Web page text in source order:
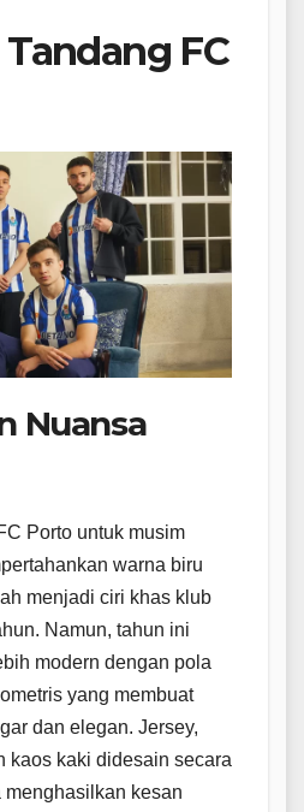
FC
Nuansa
Porto untuk musim
warna biru
menjadi ciri khas klub
Namun, tahun ini
modern dengan pola
yang membuat
dan elegan. Jersey,
kaos kaki didesain secara
menghasilkan kesan